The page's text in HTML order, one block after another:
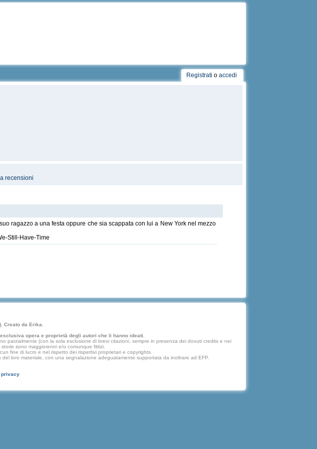
Registrati o accedi
recensioni
ragazzo a una festa oppure che sia scappata con lui a New York nel mezzo
Still-Have-Time
Creato da Erika.
opera e proprietà degli autori che li hanno ideati.
parzialmente (con la sola esclusione di brevi citazioni, sempre in presenza dei dovuti credits e nei
sono maggiorenni e/o comunque fittizi.
fine di lucro e nel rispetto dei rispettivi proprietari e copyrights.
loro materiale, con una segnalazione adeguatamente supportata da inoltrare ad EFP.
privacy